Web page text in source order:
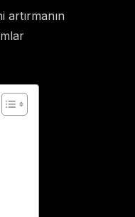
artırmanın